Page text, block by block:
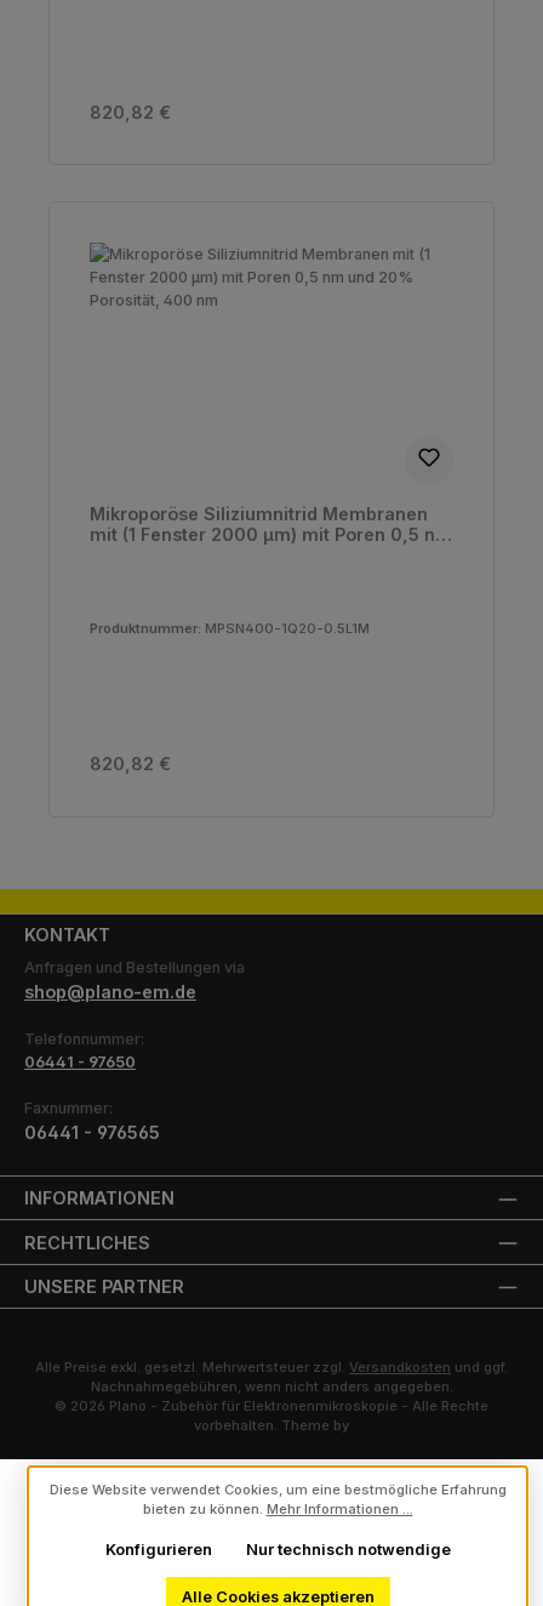
Regulärer Preis:
820,82 €
Mikroporöse Siliziumnitrid Membranen
mit (1 Fenster 2000 µm) mit Poren 0,5 nm
Produktnummer: MPSN400-1Q20-0.5L1M
Regulärer Preis:
820,82 €
KONTAKT
Anfragen und Bestellungen via
shop@plano-em.de
Telefonnummer:
06441 - 97650
Faxnummer:
06441 - 976565
INFORMATIONEN
RECHTLICHES
UNSERE PARTNER
Alle Preise exkl. gesetzl. Mehrwertsteuer zzgl. Versandkosten und ggf.
Nachnahmegebühren, wenn nicht anders angegeben.
© 2026 Plano - Zubehör für Elektronenmikroskopie - Alle Rechte
vorbehalten. Theme by
Diese Website verwendet Cookies, um eine bestmögliche Erfahrung
bieten zu können. Mehr Informationen ...
Nur technisch notwendige
Konfigurieren
Alle Cookies akzeptieren